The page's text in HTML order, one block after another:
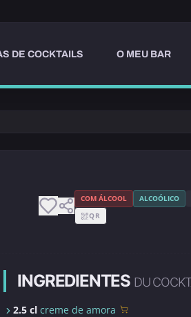
DE COCKTAILS O MEU BAR
COM ÁLCOOL ALCOÓLICO
QR
INGREDIENTES DU
2.5 clcreme de amora